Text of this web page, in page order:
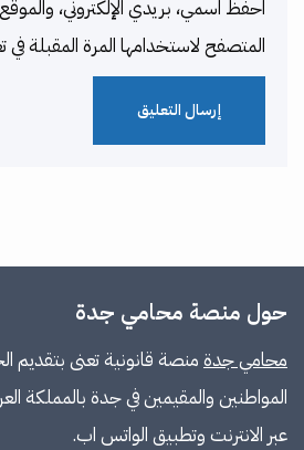
احفظ اسمي، بريدي الإلكتروني، والموقع
المتصفح لاستخدامها المرة المقبلة في
حول منصة محامي جدة
محامي جدة منصة قانونية تعنى بتقديم
المواطنين والمقيمين في جدة بالمملكة
عبر الانترنت وتطبيق الواتس اب.